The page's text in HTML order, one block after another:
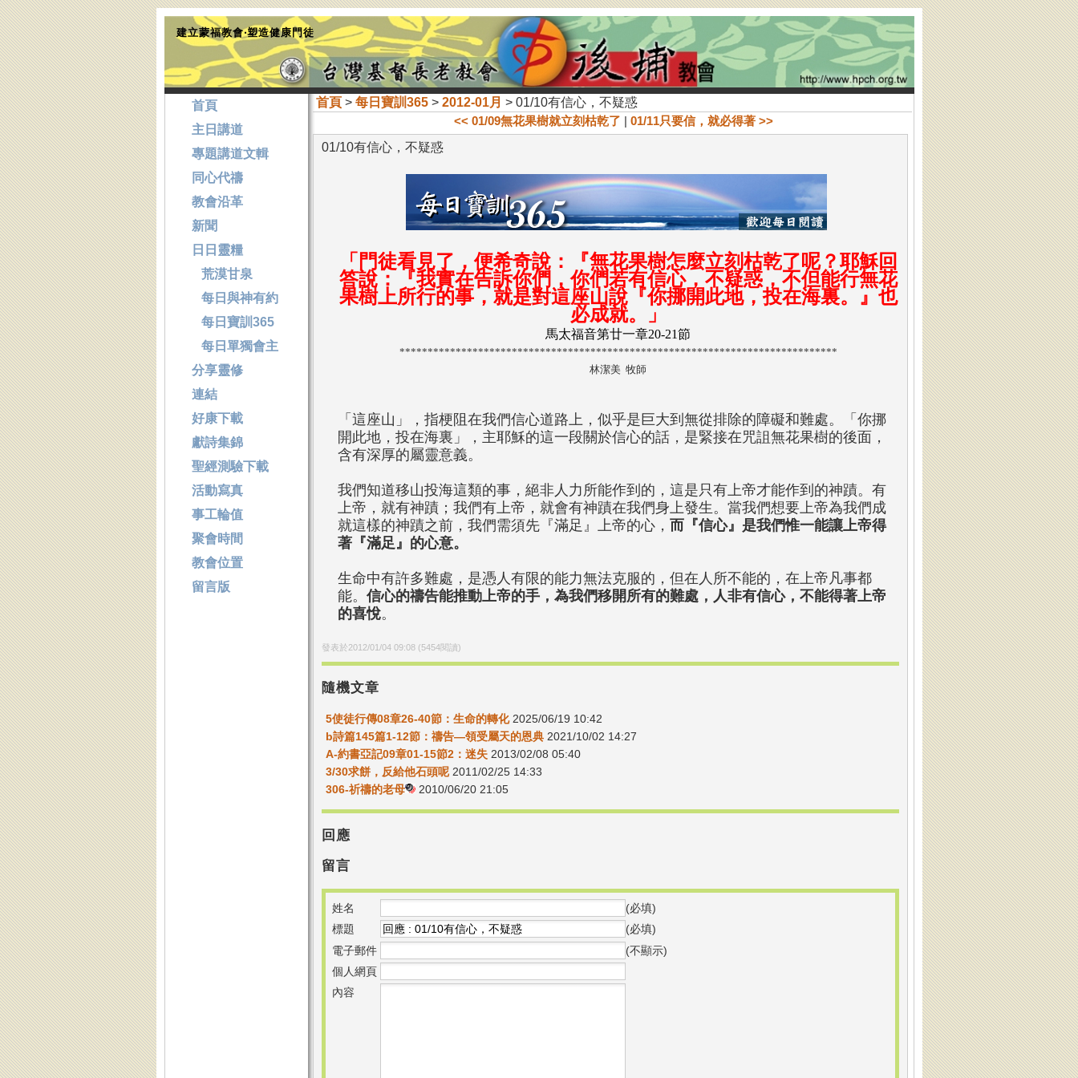
建立蒙福教會‧塑造健康門徒
首頁> 每日寶訓365> 2012-01月 > 01/10有信心，不疑惑
<< 01/09無花果樹就立刻枯乾了 | 01/11只要信，就必得著 >>
01/10有信心，不疑惑
「門徒看見了，便希奇說：『無花果樹怎麼立刻枯乾了呢？耶穌回
答說：『我實在告訴你們，你們若有信心，不疑惑，不但能行無花
果樹上所行的事，就是對這座山說『你挪開此地，投在海裏。』也
必成就。
」
馬太福音第廿一章20-21節
******************************************************************************
林潔美 牧師
「這座山」，指梗阻在我們信心道路上，似乎是巨大到無從排除的障礙和難處。「你挪
開此地，投在海裏」，主耶穌的這一段關於信心的話，是緊接在咒詛無花果樹的後面，
含有深厚的屬靈意義。
我們知道移山投海這類的事，絕非人力所能作到的，這是只有上帝才能作到的神蹟。有
上帝，就有神蹟；我們有上帝，就會有神蹟在我們身上發生。當我們想要上帝為我們成
就這樣的神蹟之前，我們需須先『滿足』上帝的心， 而『信心』是我們惟一能讓上帝得
著『滿足』的心意。
生命中有許多難處，是憑人有限的能力無法克服的，但在人所不能的，在上帝凡事都
能。 信心的禱告能推動上帝的手，為我們移開所有的難處，人非有信心，不能得著上帝
的喜悅。
發表於2012/01/04 09:08(5454閱讀)
隨機文章
5使徒行傳08章26-40節：生命的轉化2025/06/19 10:42
b詩篇145篇1-12節：禱告—領受屬天的恩典2021/10/02 14:27
A-約書亞記09章01-15節2：迷失2013/02/08 05:40
3/30求餅，反給他石頭呢2011/02/25 14:33
306-祈禱的老母
2010/06/20 21:05
回應
留言
姓名
(必填)
標題
(必填)
電子郵件
(不顯示)
個人網頁
內容
首頁
主日講道
專題講道文輯
同心代禱
教會沿革
新聞
日日靈糧
荒漠甘泉
每日與神有約
每日寶訓365
每日單獨會主
分享靈修
連結
好康下載
獻詩集錦
聖經測驗下載
活動寫真
事工輪值
聚會時間
教會位置
留言版